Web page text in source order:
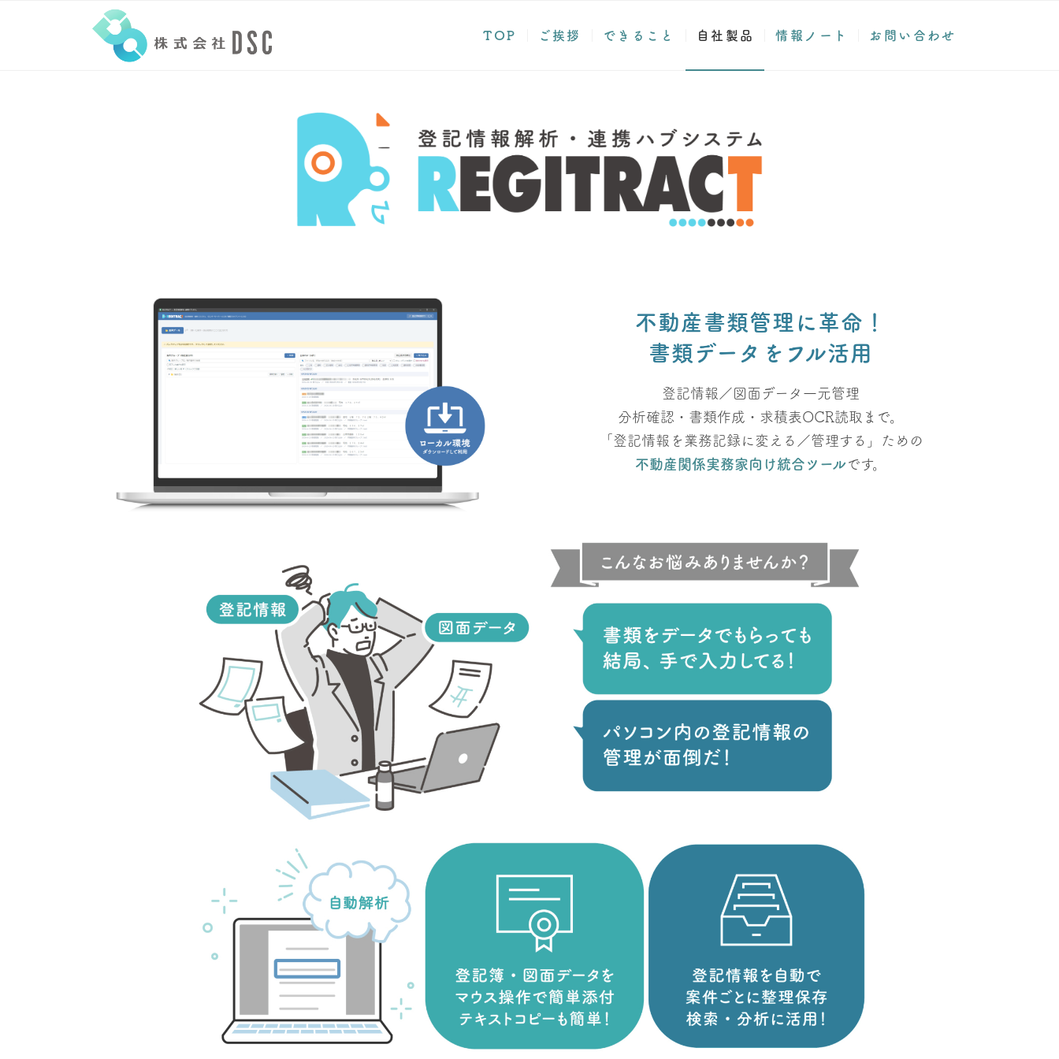
TOP ご挨拶 できること 自社製品 情報ノート お問い合わせ
不動産書類管理に革命！
書類データをフル活用
登記情報／図面データ一元管理
分析確認・書類作成・求積表OCR読取まで。
「登記情報を業務記録に変える／管理する」ための
不動産関係実務家向け統合ツール です。